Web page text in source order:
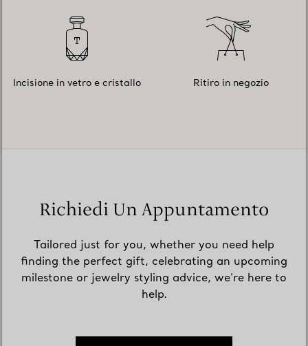
Incisione in vetro e cristallo Ritiro in negozio
Richiedi Un Appuntamento
Tailored just for you, whether you need help
finding the perfect gift, celebrating an upcoming
milestone or jewelry styling advice, we’re here to
help.